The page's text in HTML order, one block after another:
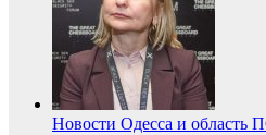
Новости Одесса и область